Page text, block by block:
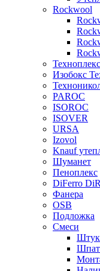
Rockwool
Изобокс
PAROC
ISOROC
ISOVER
URSA
Izovol
Knauf
Шуманет
Пеноплекс
DiFerro
Фанера
OSB
Подложка
Смеси